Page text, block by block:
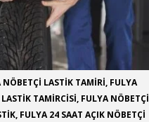
NÖBETÇİ LASTİK TAMİRİ, FULYA
TAMİRCİSİ, FULYA NÖBETÇİ
FULYA 24 SAAT AÇIK NÖBETÇİ